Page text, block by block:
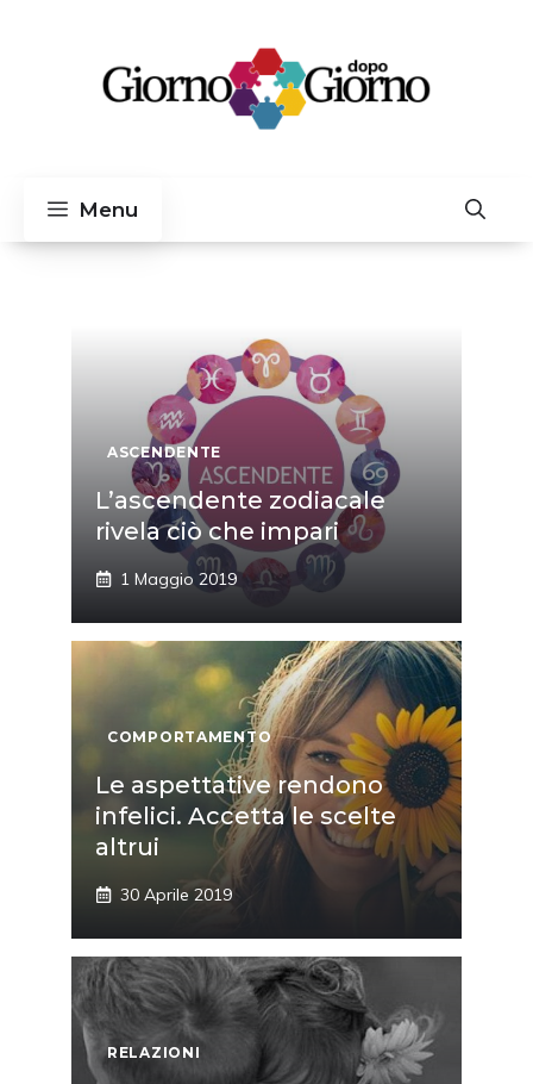
contenuto
Menu
ASCENDENTE
L’ascendente zodiacale
rivela ciò che impari
1 Maggio 2019
COMPORTAMENTO
Le aspettative rendono
infelici. Accetta le scelte
altrui
30 Aprile 2019
RELAZIONI